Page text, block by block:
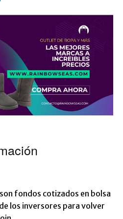
fondos cotizados en bolsa
los inversores para volver